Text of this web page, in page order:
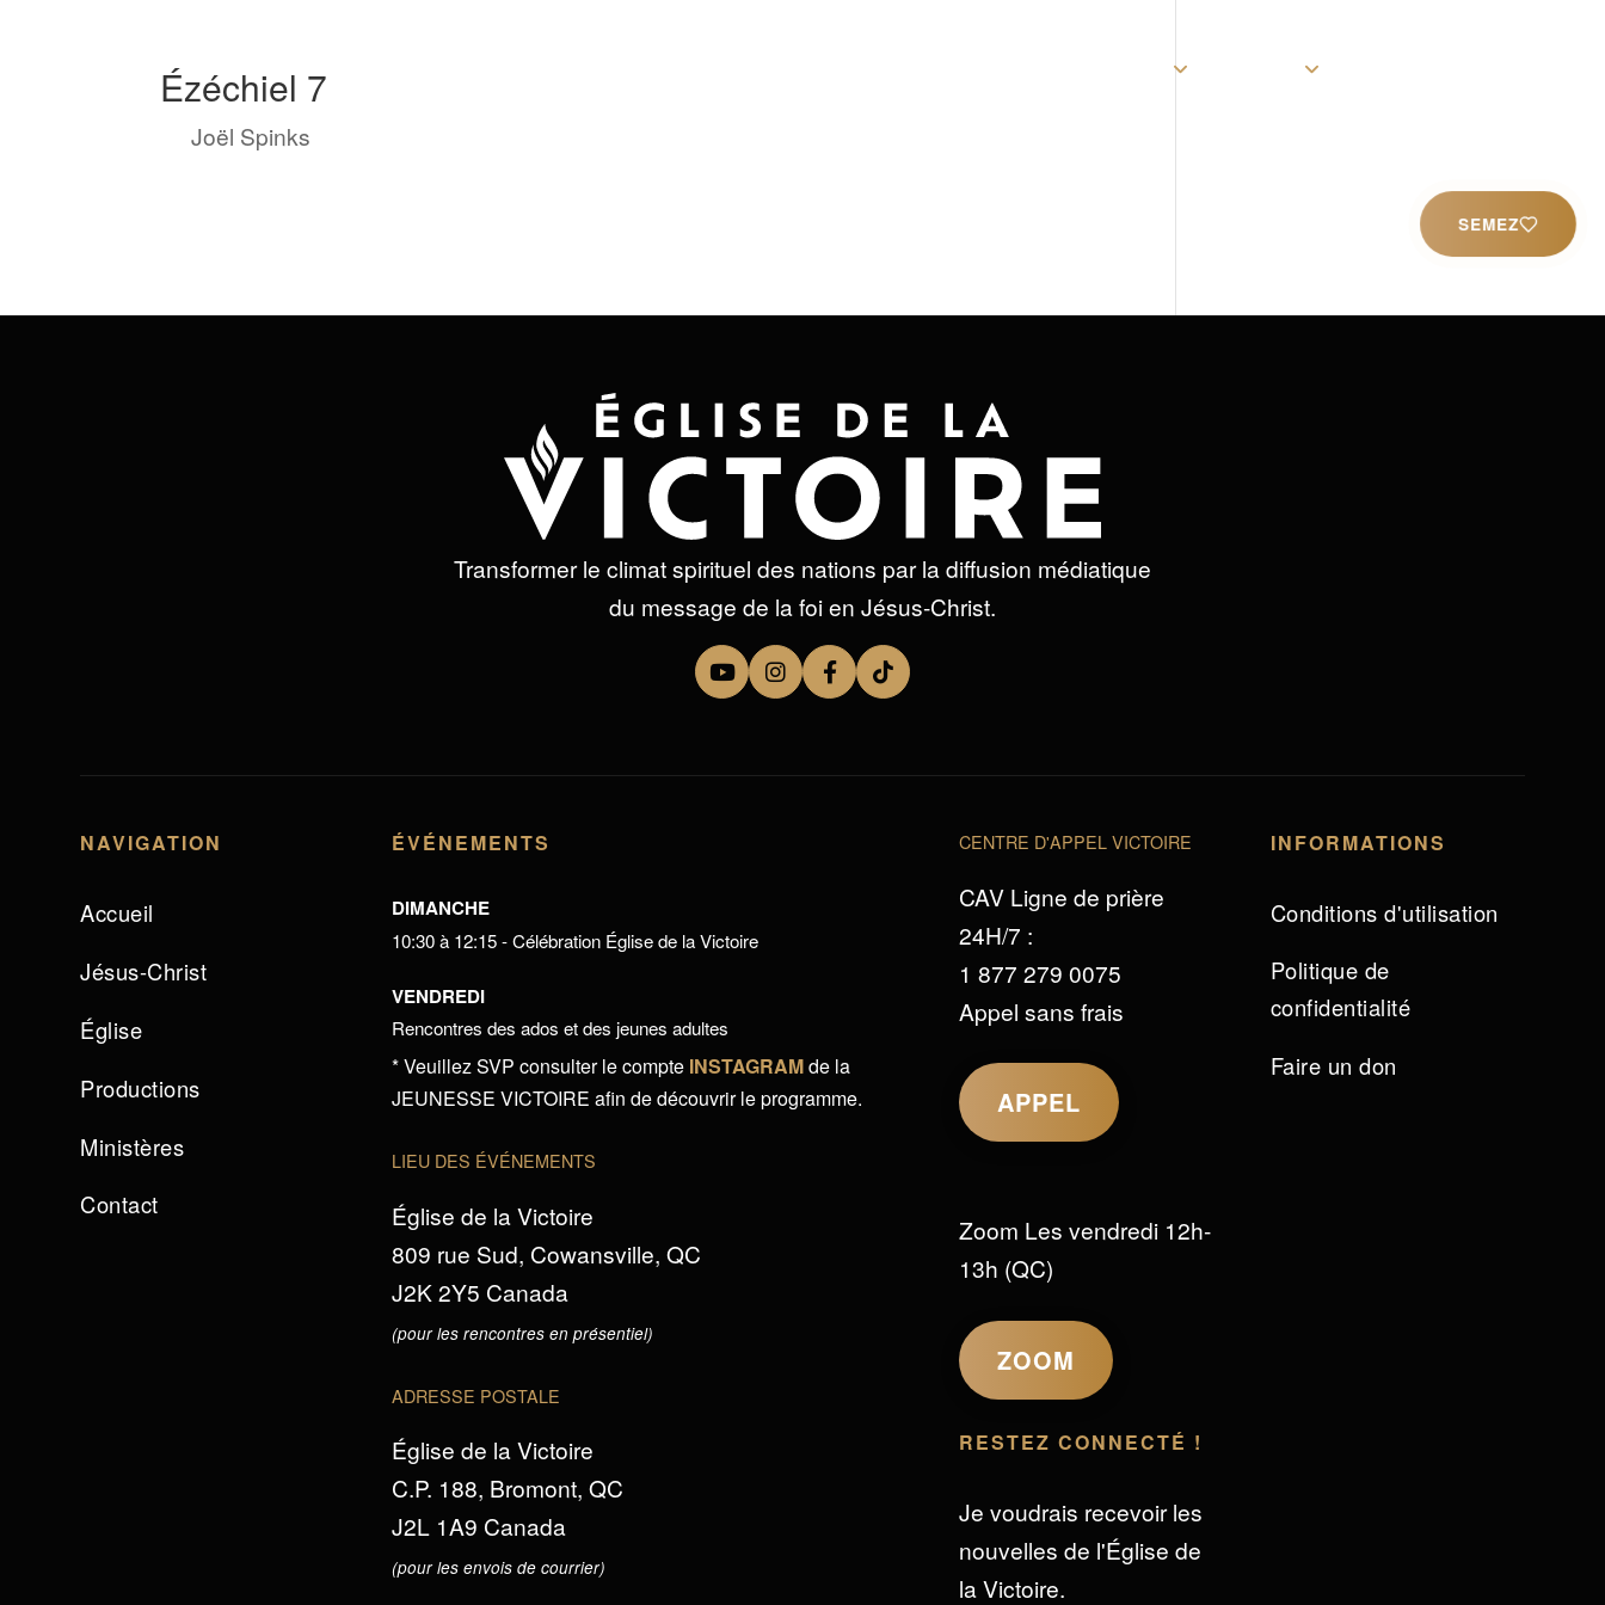
SEMEZ
Ézéchiel 7
byJoël Spinks
Transformer le climat spirituel des nations par la diffusion médiatique
du message de la foi en Jésus-Christ.
NAVIGATION
Accueil
Jésus-Christ
Église
Productions
Ministères
Contact
ÉVÉNEMENTS
DIMANCHE
10:30 à 12:15 - Célébration Église de la Victoire
VENDREDI
Rencontres des ados et des jeunes adultes
* Veuillez SVP consulter le compte INSTAGRAMde la
JEUNESSE VICTOIRE afin de découvrir le programme.
LIEU DES ÉVÉNEMENTS
Église de la Victoire
809 rue Sud, Cowansville, QC
J2K 2Y5 Canada
(pour les rencontres en présentiel)
ADRESSE POSTALE
Église de la Victoire
C.P. 188, Bromont, QC
J2L 1A9 Canada
(pour les envois de courrier)
CENTRE D'APPEL VICTOIRE
CAV Ligne de prière
24H/7 :
1 877 279 0075
Appel sans frais
APPEL
Zoom Les vendredi 12h-
13h (QC)
ZOOM
RESTEZ CONNECTÉ !
Je voudrais recevoir les
nouvelles de l'Église de
la Victoire.
INFORMATIONS
Conditions d'utilisation
Politique de
confidentialité
Faire un don